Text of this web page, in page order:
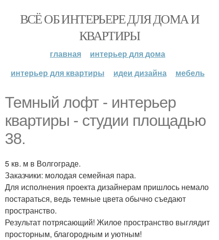
ВСЁ ОБ ИНТЕРЬЕРЕ ДЛЯ ДОМА И
КВАРТИРЫ
главная
интерьер для дома
интерьер для квартиры
идеи дизайна мебель
Темный лофт - интерьер
квартиры - студии площадью
38.
5 кв. м в Волгограде.
Заказчики: молодая семейная пара.
Для исполнения проекта дизайнерам пришлось немало
постараться, ведь темные цвета обычно съедают
пространство.
Результат потрясающий! Жилое пространство выглядит
просторным, благородным и уютным!